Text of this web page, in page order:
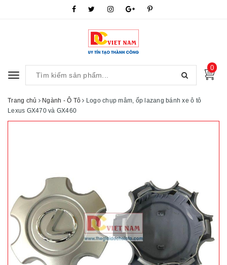
Toggle
0
Trang chủ Ngành - Ô Tô
Logo chụp mâm, ốp lazang bánh xe ô tô
Lexus GX470 và GX460